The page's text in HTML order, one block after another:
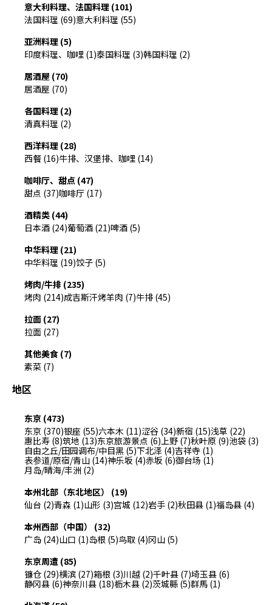
意大利料理、法国料理 (101)
法国料理 (69)意大利料理 (55)
亚洲料理 (5)
印度料理、咖哩 (1)泰国料理 (3)韩国料理 (2)
居酒屋 (70)
居酒屋 (70)
各国料理 (2)
清真料理 (2)
西洋料理 (28)
西餐 (16)牛排、汉堡排、咖哩 (14)
咖啡厅、甜点 (47)
甜点 (37)咖啡厅 (17)
酒精类 (44)
日本酒 (24)葡萄酒 (21)啤酒 (5)
中华料理 (21)
中华料理 (19)饺子 (5)
烤肉/牛排 (235)
烤肉 (214)成吉斯汗烤羊肉 (7)牛排 (45)
拉面 (27)
拉面 (27)
其他美食 (7)
素菜 (7)
地区
东京 (473)
东京 (370)银座 (55)六本木 (11)涩谷 (34)新宿 (15)浅草 (22)
惠比寿 (8)筑地 (13)东京旅游景点 (6)上野 (7)秋叶原 (9)池袋 (3)
自由之丘/田园调布/中目黑 (5)下北泽 (4)吉祥寺 (1)
表参道/原宿/青山 (14)神乐坂 (4)赤坂 (6)御台场 (1)
月岛/晴海/丰洲 (2)
本州北部（东北地区） (19)
仙台 (2)青森 (1)山形 (3)宫城 (12)岩手 (2)秋田县 (1)福岛县 (4)
本州西部（中国） (32)
广岛 (24)山口 (1)岛根 (5)鸟取 (4)冈山 (5)
东京周遭 (85)
镰仓 (29)横滨 (27)箱根 (3)川越 (2)千叶县 (7)埼玉县 (6)
静冈县 (6)神奈川县 (18)枥木县 (2)茨城縣 (5)群馬 (1)